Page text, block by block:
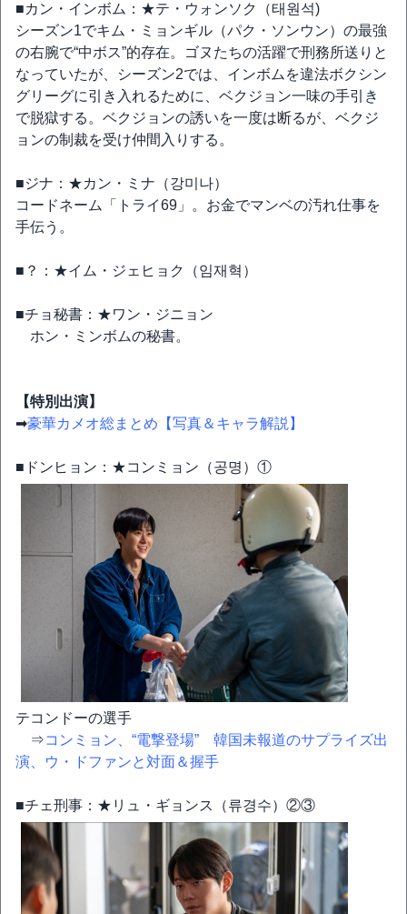
■カン・インボム：★テ・ウォンソク（태원석)
シーズン1でキム・ミョンギル（パク・ソンウン）の最強
の右腕で“中ボス”的存在。ゴヌたちの活躍で刑務所送りと
なっていたが、シーズン2では、インボムを違法ボクシン
グリーグに引き入れるために、ベクジョン一味の手引き
で脱獄する。ベクジョンの誘いを一度は断るが、ベクジ
ョンの制裁を受け仲間入りする。
■ジナ：★カン・ミナ（강미나）
コードネーム「トライ69」。お金でマンベの汚れ仕事を
手伝う。
■？：★イム・ジェヒョク（임재혁）
■チョ秘書：★ワン・ジニョン
ホン・ミンボムの秘書。
【特別出演】
➡豪華カメオ総まとめ【写真＆キャラ解説】
■ドンヒョン：★コンミョン（공명）①
テコンドーの選手
⇒コンミョン、“電撃登場” 韓国未報道のサプライズ出
演、ウ・ドファンと対面＆握手
■チェ刑事：★リュ・ギョンス（류경수）②③